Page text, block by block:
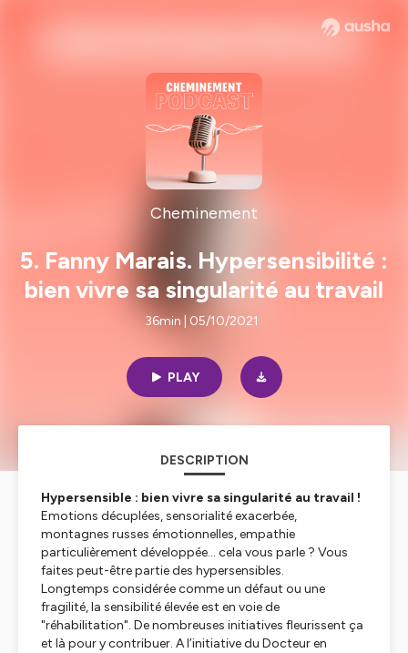
Cheminement
5. Fanny Marais. Hypersensibilité :
bien vivre sa singularité au travail
36min | 05/10/2021
PLAY
DESCRIPTION
Hypersensible : bien vivre sa singularité au travail !
Emotions décuplées, sensorialité exacerbée,
montagnes russes émotionnelles, empathie
particulièrement développée... cela vous parle ? Vous
faites peut-être partie des hypersensibles.
Longtemps considérée comme un défaut ou une
fragilité, la sensibilité élevée est en voie de
"réhabilitation". De nombreuses initiatives fleurissent ça
et là pour y contribuer. A l’initiative du Docteur en